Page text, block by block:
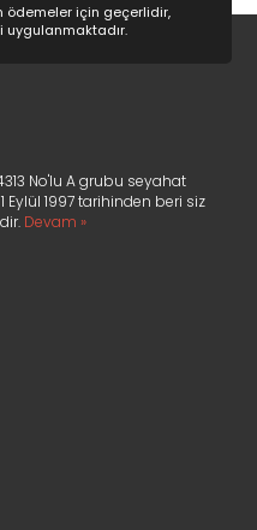
ödemeler için geçerlidir,
uygulanmaktadır.
No'lu A grubu seyahat
1997 tarihinden beri siz
Devam »